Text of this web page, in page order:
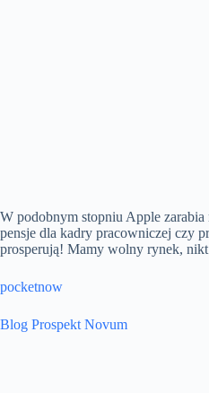
W podobnym stopniu Apple zarabia
pensje dla kadry pracowniczej czy
prosperują! Mamy wolny rynek,
pocketnow
Blog Prospekt Novum